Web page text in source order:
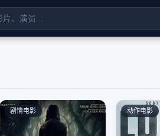
剧情电影 动作电影